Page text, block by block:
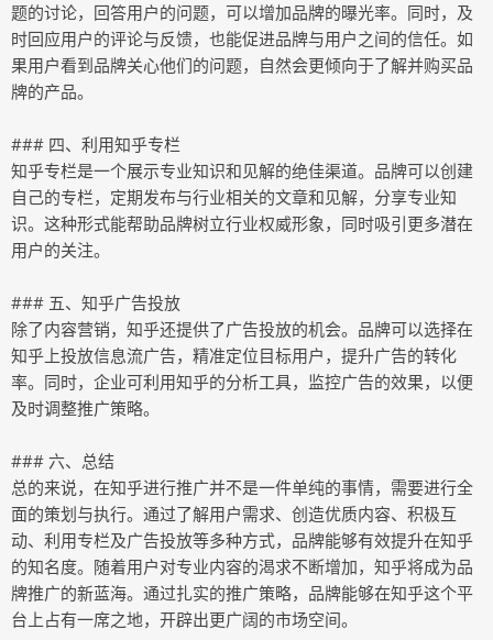
题的讨论，回答用户的问题，可以增加品牌的曝光率。同时，及
时回应用户的评论与反馈，也能促进品牌与用户之间的信任。如
果用户看到品牌关心他们的问题，自然会更倾向于了解并购买品
牌的产品。
### 四、利用知乎专栏
知乎专栏是一个展示专业知识和见解的绝佳渠道。品牌可以创建
自己的专栏，定期发布与行业相关的文章和见解，分享专业知
识。这种形式能帮助品牌树立行业权威形象，同时吸引更多潜在
用户的关注。
### 五、知乎广告投放
除了内容营销，知乎还提供了广告投放的机会。品牌可以选择在
知乎上投放信息流广告，精准定位目标用户，提升广告的转化
率。同时，企业可利用知乎的分析工具，监控广告的效果，以便
及时调整推广策略。
### 六、总结
总的来说，在知乎进行推广并不是一件单纯的事情，需要进行全
面的策划与执行。通过了解用户需求、创造优质内容、积极互
动、利用专栏及广告投放等多种方式，品牌能够有效提升在知乎
的知名度。随着用户对专业内容的渴求不断增加，知乎将成为品
牌推广的新蓝海。通过扎实的推广策略，品牌能够在知乎这个平
台上占有一席之地，开辟出更广阔的市场空间。